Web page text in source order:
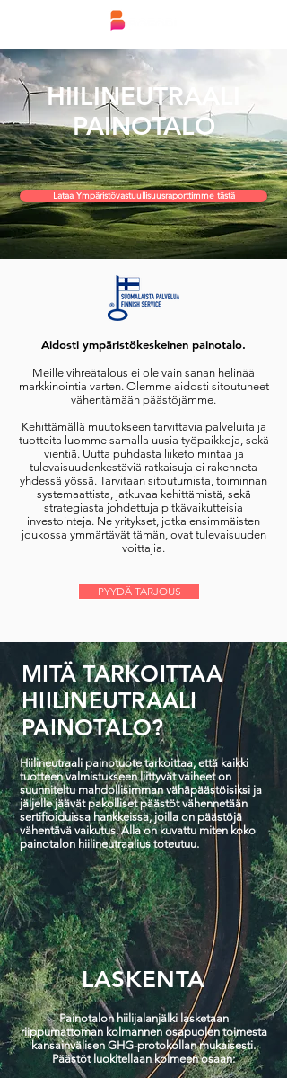
HIILINEUTRAALI
PAINOTALO
Lataa Ympäristövastuullisuusraporttimme tästä
Aidosti ympäristökeskeinen painotalo.
Meille vihreätalous ei ole vain sanan helinää
markkinointia varten. Olemme aidosti sitoutuneet
vähentämään päästöjämme.
Kehittämällä muutokseen tarvittavia palveluita ja
tuotteita luomme samalla uusia työpaikkoja, sekä
vientiä. Uutta puhdasta liiketoimintaa ja
tulevaisuudenkestäviä ratkaisuja ei rakenneta
yhdessä yössä. Tarvitaan sitoutumista, toiminnan
systemaattista, jatkuvaa kehittämistä, sekä
strategiasta johdettuja pitkävaikutteisia
investointeja. Ne yritykset, jotka ensimmäisten
joukossa ymmärtävät tämän, ovat tulevaisuuden
voittajia.
PYYDÄ TARJOUS
MITÄ TARKOITTAA
HIILINEUTRAALI
PAINOTALO?
Hiilineutraali painotuote tarkoittaa, että kaikki
tuotteen valmistukseen liittyvät vaiheet on
suunniteltu mahdollisimman vähäpäästöisiksi ja
jäljelle jäävät pakolliset päästöt vähennetään
sertifioiduissa hankkeissa, joilla on päästöjä
vähentävä vaikutus. Alla on kuvattu miten koko
painotalon hiilineutraalius toteutuu.
Painotalon hiilijalanjälki lasketaan
riippumattoman kolmannen osapuolen toimesta
kansainvälisen GHG-protokollan mukaisesti.
Päästöt luokitellaan kolmeen osaan:
LASKENTA